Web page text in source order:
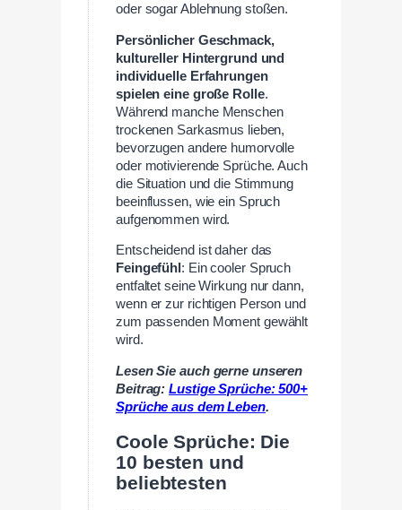
oder sogar Ablehnung stoßen.
Persönlicher Geschmack,
kultureller Hintergrund und
individuelle Erfahrungen
spielen eine große Rolle.
Während manche Menschen
trockenen Sarkasmus lieben,
bevorzugen andere humorvolle
oder motivierende Sprüche. Auch
die Situation und die Stimmung
beeinflussen, wie ein Spruch
aufgenommen wird.
Entscheidend ist daher das
Feingefühl : Ein cooler Spruch
entfaltet seine Wirkung nur dann,
wenn er zur richtigen Person und
zum passenden Moment gewählt
wird.
Lesen Sie auch gerne unseren
Beitrag:Lustige Sprüche: 500+
Sprüche aus dem Leben.
Coole Sprüche: Die
10 besten und
beliebtesten